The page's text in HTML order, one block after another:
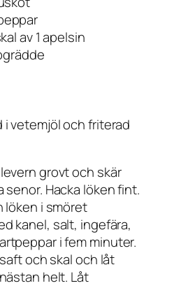
av 1 apelsin
i vetemjöl och friterad
grovt och skär
Hacka löken fint.
löken i smöret
kanel, salt, ingefära,
i fem minuter.
och skal och låt
helt. Låt